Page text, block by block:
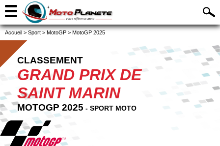
Accueil > Sport > MotoGP > MotoGP 2025
CLASSEMENT
GRAND PRIX DE
SAINT MARIN
MOTOGP 2025 - SPORT MOTO